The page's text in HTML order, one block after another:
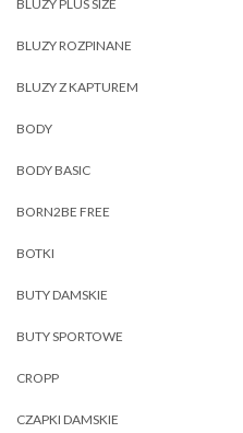
BLUZY PLUS SIZE
BLUZY ROZPINANE
BLUZY Z KAPTUREM
BODY
BODY BASIC
BORN2BE FREE
BOTKI
BUTY DAMSKIE
BUTY SPORTOWE
CROPP
CZAPKI DAMSKIE